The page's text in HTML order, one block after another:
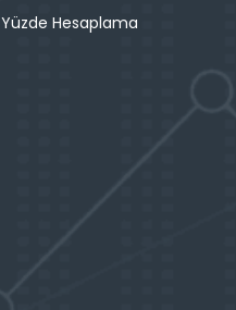
Yüzde Hesaplama